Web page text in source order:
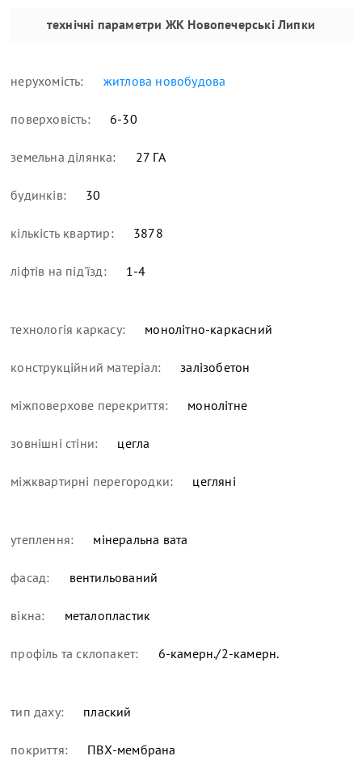
технічні параметри ЖК Новопечерські Липки
нерухомість: житлова новобудова
поверховість: 6-30
земельна ділянка: 27 ГА
будинків: 30
кількість квартир: 3878
ліфтів на під'їзд: 1-4
технологія каркасу: монолітно-каркасний
конструкційний матеріал: залізобетон
міжповерхове перекриття: монолітне
зовнішні стіни: цегла
міжквартирні перегородки: цегляні
утеплення: мінеральна вата
фасад: вентильований
вікна: металопластик
профіль та склопакет: 6-камерн./2-камерн.
тип даху: плаский
покриття: ПВХ-мембрана